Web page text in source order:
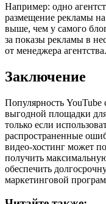
Например: одно
размещение рекламы
выше, чем у самого
за показы рекламы в
от менеджера агентства.
Заключение
Популярность
выгодной площадки
только если
распространенные
видео-хостинг может
получить
обеспечить
маркетинговой